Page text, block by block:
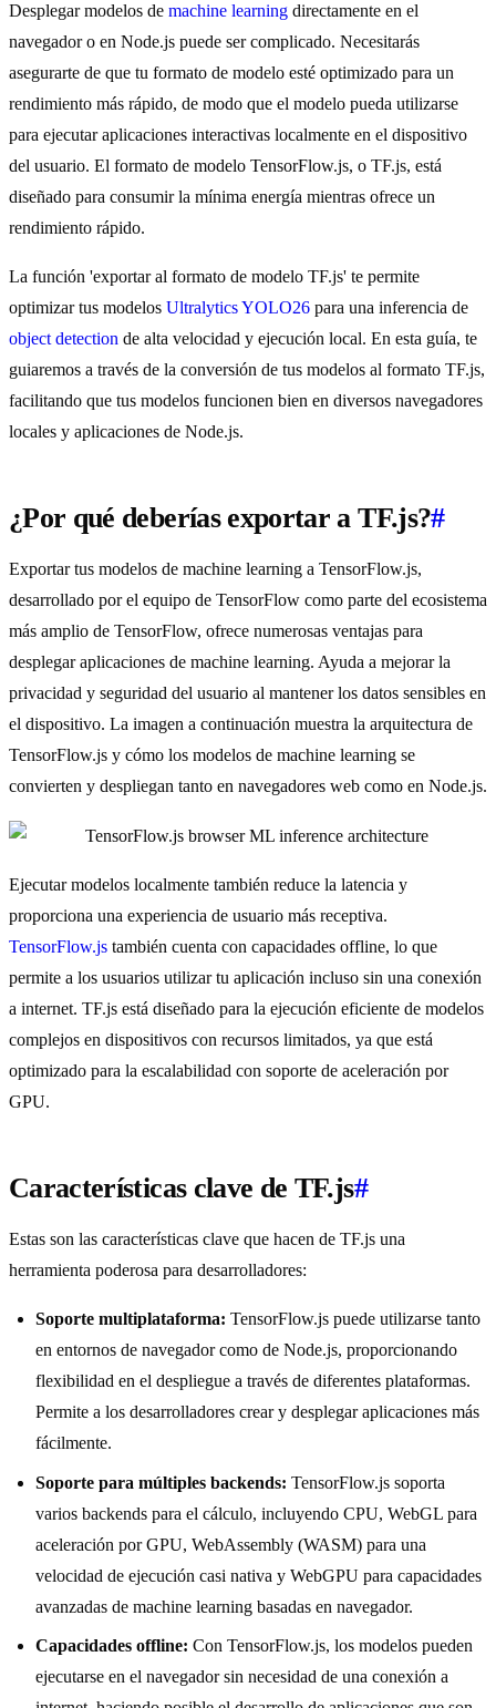
Desplegar modelos de machine learning directamente en el
navegador o en Node.js puede ser complicado. Necesitarás
asegurarte de que tu formato de modelo esté optimizado para un
rendimiento más rápido, de modo que el modelo pueda utilizarse
para ejecutar aplicaciones interactivas localmente en el dispositivo
del usuario. El formato de modelo TensorFlow.js, o TF.js, está
diseñado para consumir la mínima energía mientras ofrece un
rendimiento rápido.
La función 'exportar al formato de modelo TF.js' te permite
optimizar tus modelos Ultralytics YOLO26 para una inferencia de
object detection de alta velocidad y ejecución local. En esta guía, te
guiaremos a través de la conversión de tus modelos al formato TF.js,
facilitando que tus modelos funcionen bien en diversos navegadores
locales y aplicaciones de Node.js.
¿Por qué deberías exportar a TF.js?#
Exportar tus modelos de machine learning a TensorFlow.js,
desarrollado por el equipo de TensorFlow como parte del ecosistema
más amplio de TensorFlow, ofrece numerosas ventajas para
desplegar aplicaciones de machine learning. Ayuda a mejorar la
privacidad y seguridad del usuario al mantener los datos sensibles en
el dispositivo. La imagen a continuación muestra la arquitectura de
TensorFlow.js y cómo los modelos de machine learning se
convierten y despliegan tanto en navegadores web como en Node.js.
Ejecutar modelos localmente también reduce la latencia y
proporciona una experiencia de usuario más receptiva.
TensorFlow.js también cuenta con capacidades offline, lo que
permite a los usuarios utilizar tu aplicación incluso sin una conexión
a internet. TF.js está diseñado para la ejecución eficiente de modelos
complejos en dispositivos con recursos limitados, ya que está
optimizado para la escalabilidad con soporte de aceleración por
GPU.
Características clave de TF.js#
Estas son las características clave que hacen de TF.js una
herramienta poderosa para desarrolladores:
Soporte multiplataforma: TensorFlow.js puede utilizarse tanto
en entornos de navegador como de Node.js, proporcionando
flexibilidad en el despliegue a través de diferentes plataformas.
Permite a los desarrolladores crear y desplegar aplicaciones más
fácilmente.
Soporte para múltiples backends: TensorFlow.js soporta
varios backends para el cálculo, incluyendo CPU, WebGL para
aceleración por GPU, WebAssembly (WASM) para una
velocidad de ejecución casi nativa y WebGPU para capacidades
avanzadas de machine learning basadas en navegador.
Capacidades offline: Con TensorFlow.js, los modelos pueden
ejecutarse en el navegador sin necesidad de una conexión a